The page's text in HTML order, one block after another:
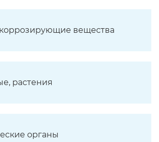
вещества
растения
органы